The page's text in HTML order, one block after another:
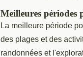
Meilleures périodes
La meilleure période
des plages et des
randonnées et